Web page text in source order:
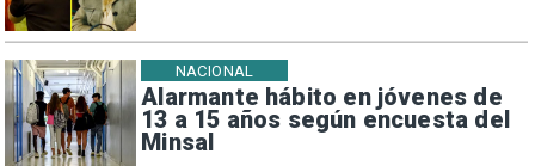
Alarmante hábito en jóvenes de
13 a 15 años según encuesta del
Minsal
NACIONAL